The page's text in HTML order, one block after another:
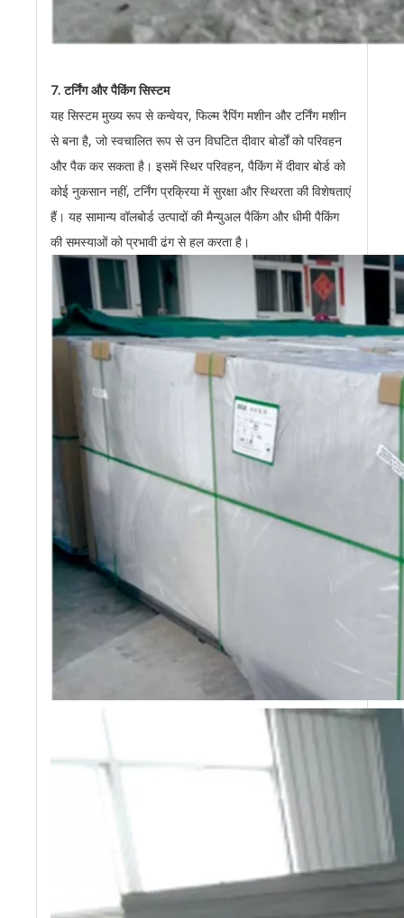
7. टर्निंग और पैकिंग सिस्टम
यह सिस्टम मुख्य रूप से कन्वेयर, फिल्म रैपिंग मशीन और टर्निंग मशीन
से बना है, जो स्वचालित रूप से उन विघटित दीवार बोर्डों को परिवहन
और पैक कर सकता है। इसमें स्थिर परिवहन, पैकिंग में दीवार बोर्ड को
कोई नुकसान नहीं, टर्निंग प्रक्रिया में सुरक्षा और स्थिरता की विशेषताएं
हैं। यह सामान्य वॉलबोर्ड उत्पादों की मैन्युअल पैकिंग और धीमी पैकिंग
की समस्याओं को प्रभावी ढंग से हल करता है।